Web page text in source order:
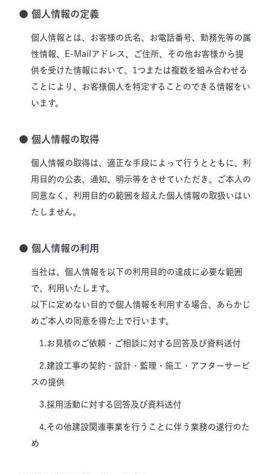
● 個人情報の定義
個人情報とは、お客様の氏名、お電話番号、勤務先等の属
性情報、E-Mailアドレス、ご住所、その他お客様から提
供を受けた情報において、1つまたは複数を組み合わせる
ことにより、お客様個人を特定することのできる情報をい
います。
● 個人情報の取得
個人情報の取得は、適正な手段によって行うとともに、利
用目的の公表、通知、明示等をさせていただき、ご本人の
同意なく、利用目的の範囲を超えた個人情報の取扱いはい
たしません。
● 個人情報の利用
当社は、個人情報を以下の利用目的の達成に必要な範囲
で、利用いたします。
以下に定めない目的で個人情報を利用する場合、あらかじ
めご本人の同意を得た上で行います。
1.お見積のご依頼・ご相談に対する回答及び資料送付
2.建設工事の契約・設計・監理・施工・アフターサービ
スの提供
3.採用活動に対する回答及び資料送付
4.その他建設関連事業を行うことに伴う業務の遂行のた
め